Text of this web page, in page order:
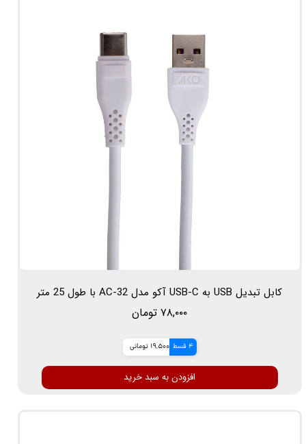
کابل تبدیل USB به USB-C آکو مدل AC-32 با طول 25 متر
۷۸,۰۰۰ تومان
4 قسط 19,500 تومانی
افزودن به سبد خرید